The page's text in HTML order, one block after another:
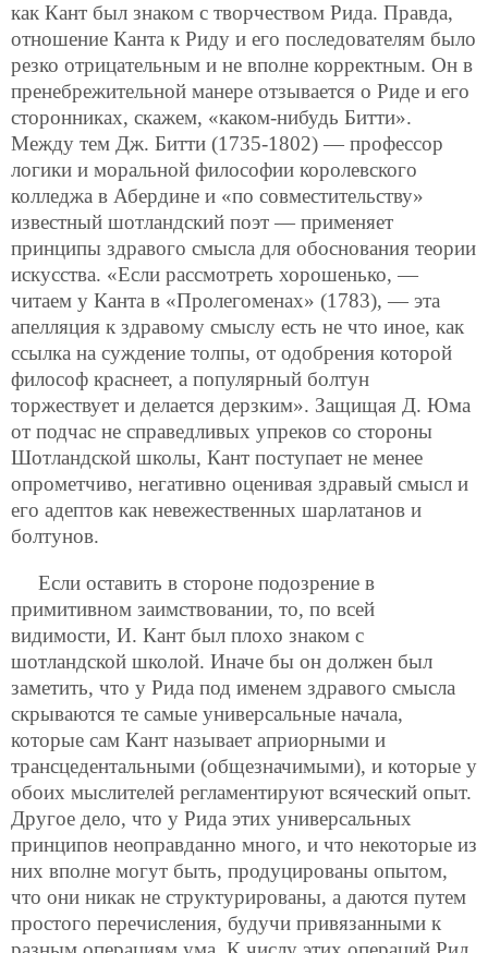
как Кант был знаком с творчеством Рида. Правда,
отношение Канта к Риду и его последователям было
резко отрицательным и не вполне корректным. Он в
пренебрежительной манере отзывается о Риде и его
сторонниках, скажем, «каком-нибудь Битти».
Между тем Дж. Битти (1735-1802) — профессор
логики и моральной философии королевского
колледжа в Абердине и «по совместительству»
известный шотландский поэт — применяет
принципы здравого смысла для обоснования теории
искусства. «Если рассмотреть хорошенько, —
читаем у Канта в «Пролегоменах» (1783), — эта
апелляция к здравому смыслу есть не что иное, как
ссылка на суждение толпы, от одобрения которой
философ краснеет, а популярный болтун
торжествует и делается дерзким». Защищая Д. Юма
от подчас не справедливых упреков со стороны
Шотландской школы, Кант поступает не менее
опрометчиво, негативно оценивая здравый смысл и
его адептов как невежественных шарлатанов и
болтунов.
Если оставить в стороне подозрение в
примитивном заимствовании, то, по всей
видимости, И. Кант был плохо знаком с
шотландской школой. Иначе бы он должен был
заметить, что у Рида под именем здравого смысла
скрываются те самые универсальные начала,
которые сам Кант называет априорными и
трансцедентальными (общезначимыми), и которые у
обоих мыслителей регламентируют всяческий опыт.
Другое дело, что у Рида этих универсальных
принципов неоправданно много, и что некоторые из
них вполне могут быть, продуцированы опытом,
что они никак не структурированы, а даются путем
простого перечисления, будучи привязанными к